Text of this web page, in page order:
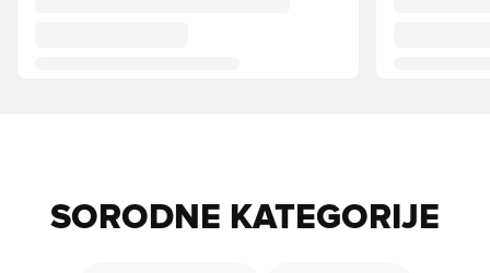
SORODNE KATEGORIJE